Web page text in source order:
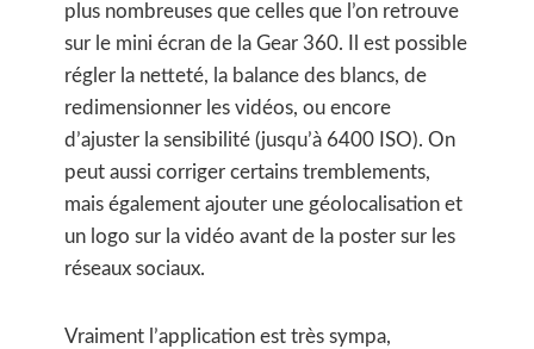
plus nombreuses que celles que l’on retrouve
sur le mini écran de la Gear 360. Il est possible
régler la netteté, la balance des blancs, de
redimensionner les vidéos, ou encore
d’ajuster la sensibilité (jusqu’à 6400 ISO). On
peut aussi corriger certains tremblements,
mais également ajouter une géolocalisation et
un logo sur la vidéo avant de la poster sur les
réseaux sociaux.
Vraiment l’application est très sympa,